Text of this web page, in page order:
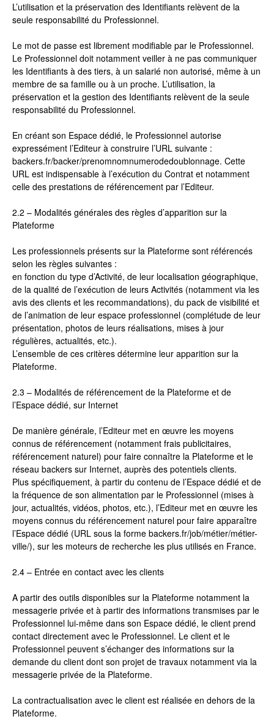
L’utilisation et la préservation des Identifiants relèvent de la
seule responsabilité du Professionnel.
Le mot de passe est librement modifiable par le Professionnel.
Le Professionnel doit notamment veiller à ne pas communiquer
les Identifiants à des tiers, à un salarié non autorisé, même à un
membre de sa famille ou à un proche. L’utilisation, la
préservation et la gestion des Identifiants relèvent de la seule
responsabilité du Professionnel.
En créant son Espace dédié, le Professionnel autorise
expressément l’Editeur à construire l’URL suivante :
backers.fr/backer/prenomnomnumerodedoublonnage. Cette
URL est indispensable à l’exécution du Contrat et notamment
celle des prestations de référencement par l’Editeur.
2.2 – Modalités générales des règles d’apparition sur la
Plateforme
Les professionnels présents sur la Plateforme sont référencés
selon les règles suivantes :
en fonction du type d’Activité, de leur localisation géographique,
de la qualité de l’exécution de leurs Activités (notamment via les
avis des clients et les recommandations), du pack de visibilité et
de l’animation de leur espace professionnel (complétude de leur
présentation, photos de leurs réalisations, mises à jour
régulières, actualités, etc.).
L’ensemble de ces critères détermine leur apparition sur la
Plateforme.
2.3 – Modalités de référencement de la Plateforme et de
l’Espace dédié, sur Internet
De manière générale, l’Editeur met en œuvre les moyens
connus de référencement (notamment frais publicitaires,
référencement naturel) pour faire connaître la Plateforme et le
réseau backers sur Internet, auprès des potentiels clients.
Plus spécifiquement, à partir du contenu de l’Espace dédié et de
la fréquence de son alimentation par le Professionnel (mises à
jour, actualités, vidéos, photos, etc.), l’Editeur met en œuvre les
moyens connus du référencement naturel pour faire apparaître
l’Espace dédié (URL sous la forme backers.fr/job/métier/métier-
ville/), sur les moteurs de recherche les plus utilisés en France.
2.4 – Entrée en contact avec les clients
A partir des outils disponibles sur la Plateforme notamment la
messagerie privée et à partir des informations transmises par le
Professionnel lui-même dans son Espace dédié, le client prend
contact directement avec le Professionnel. Le client et le
Professionnel peuvent s’échanger des informations sur la
demande du client dont son projet de travaux notamment via la
messagerie privée de la Plateforme.
La contractualisation avec le client est réalisée en dehors de la
Plateforme.